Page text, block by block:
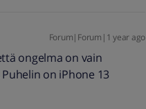
Forum|Forum|1 year ago
ongelma on vain
on iPhone 13